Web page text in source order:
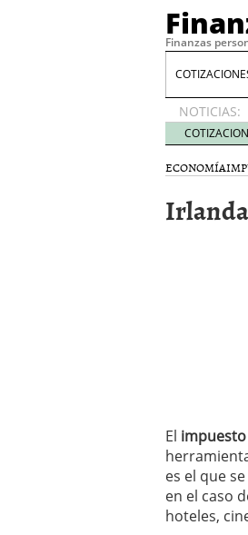
Finanzas
NOTICIAS:
ECONOMÍA
Irlanda
El
es el que
en el caso
hoteles,